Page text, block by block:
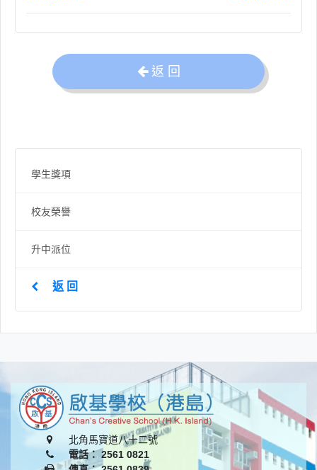
學生獎項
校友榮譽
升中派位
返 回
返 回
北角馬寶道八十二號
電話： 2561 0821